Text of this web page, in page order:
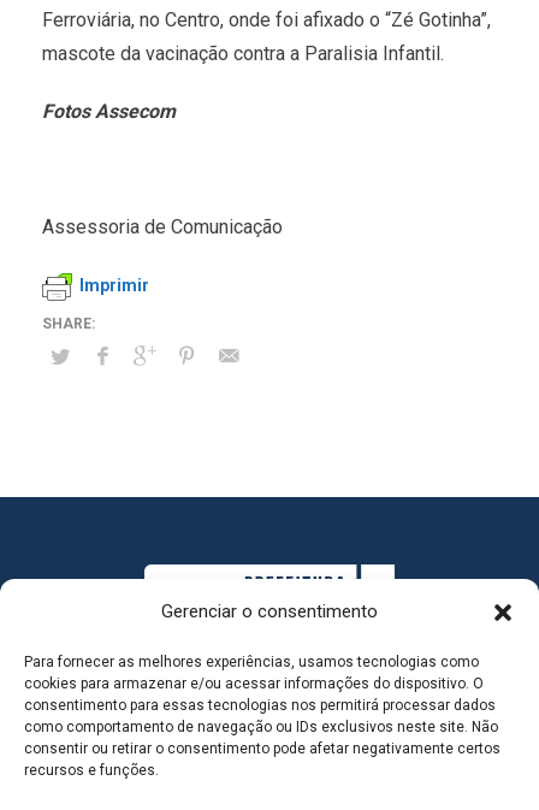
Gerenciar o consentimento
Para fornecer as melhores experiências, usamos tecnologias como
cookies para armazenar e/ou acessar informações do dispositivo. O
consentimento para essas tecnologias nos permitirá processar dados
como comportamento de navegação ou IDs exclusivos neste site. Não
consentir ou retirar o consentimento pode afetar negativamente certos
recursos e funções.
Ferroviária, no Centro, onde foi afixado o “Zé Gotinha”,
mascote da vacinação contra a Paralisia Infantil.
Fotos Assecom
Assessoria de Comunicação
Imprimir
MAPA DO SITE